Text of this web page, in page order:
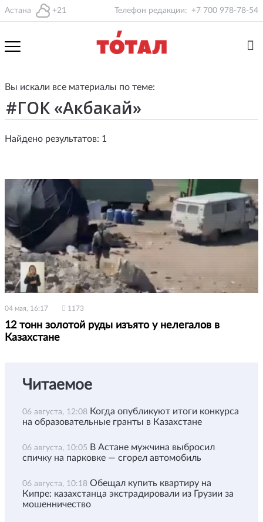
Астана +21 Телефон редакции: +7 700 978-78-54
Вы искали все материалы по теме:
Найдено результатов: 1
04 мая, 16:17 1173
12 тонн золотой руды изъято у нелегалов в
Казахстане
Читаемое
06 августа, 12:08 Когда опубликуют итоги конкурса
на образовательные гранты в Казахстане
06 августа, 10:05 В Астане мужчина выбросил
спичку на парковке — сгорел автомобиль
06 августа, 10:18 Обещал купить квартиру на
Кипре: казахстанца экстрадировали из Грузии за
мошенничество